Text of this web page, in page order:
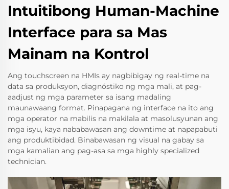
Intuitibong Human-Machine
Interface para sa Mas
Mainam na Kontrol
Ang touchscreen na HMIs ay nagbibigay ng real-time na
data sa produksyon, diagnóstiko ng mga mali, at pag-
aadjust ng mga parameter sa isang madaling
maunawaang format. Pinapagana ng interface na ito ang
mga operator na mabilis na makilala at masolusyunan ang
mga isyu, kaya nababawasan ang downtime at napapabuti
ang produktibidad. Binabawasan ng visual na gabay sa
mga kamalian ang pag-asa sa mga highly specialized
technician.